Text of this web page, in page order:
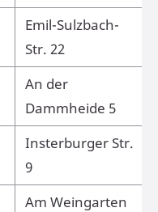
Emil-Sulzbach-
Str. 22
An der
Dammheide 5
Insterburger Str.
9
Am Weingarten